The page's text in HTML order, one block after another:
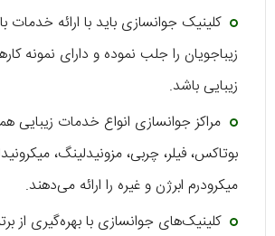
کلینیک جوانسازی باید با ارائه خدمات
زیباجویان را جلب نموده و دارای نمونه
زیبایی باشد.
مراکز جوانسازی انواع خدمات زیبایی
بوتاکس، فیلر، چربی، مزونیدلینگ،
میکرودرم ابرژن و غیره را ارائه می‌دهند.
کلینیک‌های جوانسازی با بهره‌گیری از